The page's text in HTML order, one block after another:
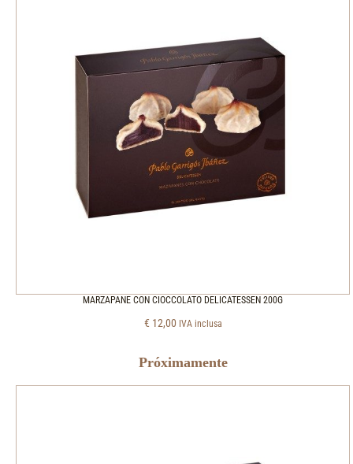
MARZAPANE CON CIOCCOLATO DELICATESSEN 200G
€ 12,00 IVA inclusa
Próximamente